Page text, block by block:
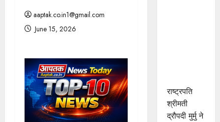
aaptak.co.in1@gmail.com
June 15, 2026
राष्ट्रपति
श्रीमती
द्रौपदी मुर्मु ने